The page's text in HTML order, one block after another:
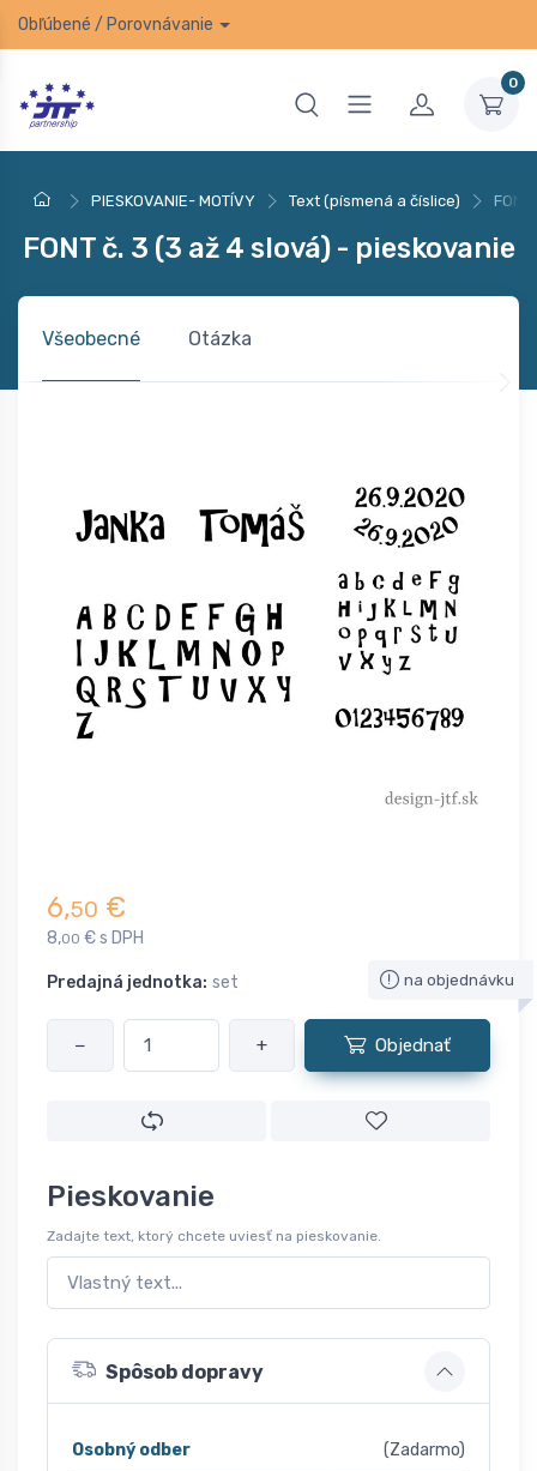
Obľúbené / Porovnávanie
0
PIESKOVANIE- MOTÍVY Text (písmená a číslice)
FONT č. 3 (3 až 4 slová) - pieskovanie
Všeobecné Otázka
6,50 €
8,00 € s DPH
Predajná jednotka: set na objednávku
− + Objednať
Pieskovanie
Zadajte text, ktorý chcete uviesť na pieskovanie.
Spôsob dopravy
Osobný odber (Zadarmo)